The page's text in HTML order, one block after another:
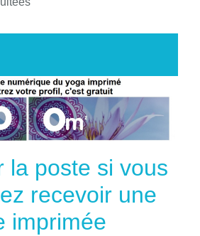
la poste si vous
recevoir une
imprimée